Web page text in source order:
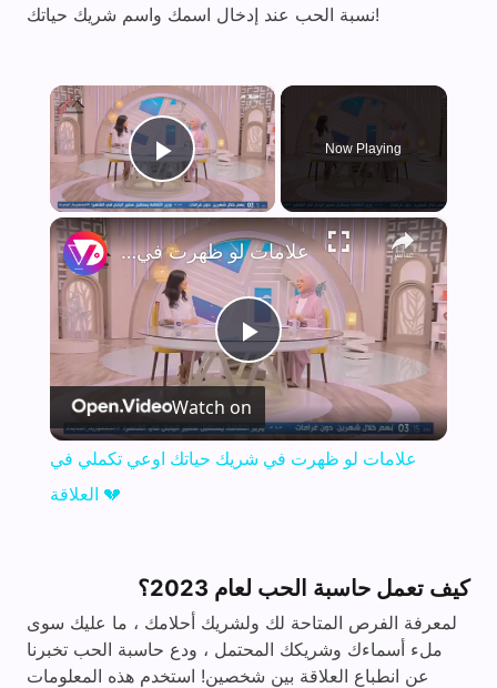
نسبة الحب عند إدخال اسمك واسم شريك حياتك!
×
Play Video
Now Playing
×
P
l
V
علامات لو ظهرت في شريك حياتك اوعي تكملي في العلاقة 💔
Watch on
علامات لو ظهرت في شريك حياتك اوعي تكملي في
العلاقة 💔
كيف تعمل حاسبة الحب لعام 2023؟
لمعرفة الفرص المتاحة لك ولشريك أحلامك ، ما عليك سوى
ملء أسماءك وشريكك المحتمل ، ودع حاسبة الحب تخبرنا
عن انطباع العلاقة بين شخصين! استخدم هذه المعلومات